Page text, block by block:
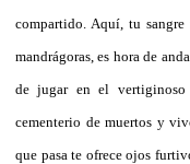
compartido. Aquí, tu
mandrágoras, es hora de
de jugar en el
cementerio de muertos y
que pasa te ofrece ojos